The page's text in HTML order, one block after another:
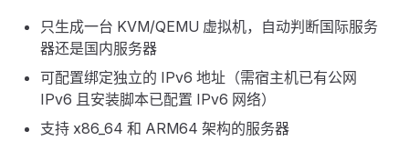
只生成一台 KVM/QEMU 虚拟机，自动判断国际服务
器还是国内服务器
可配置绑定独立的 IPv6 地址（需宿主机已有公网
IPv6 且安装脚本已配置 IPv6 网络）
支持 x86_64 和 ARM64 架构的服务器